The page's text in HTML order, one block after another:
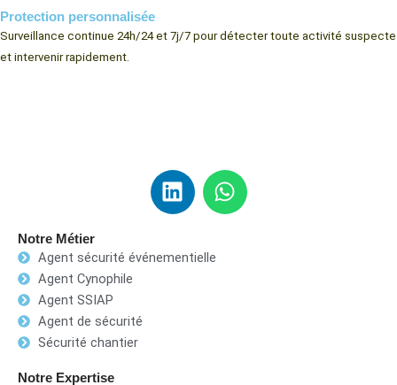
Protection personnalisée
Surveillance continue 24h/24 et 7j/7 pour détecter toute activité suspecte
et intervenir rapidement.
L
i
e
W
h
Notre Métier
Agent sécurité événementielle
Agent Cynophile
Agent SSIAP
Agent de sécurité
Sécurité chantier
Notre Expertise